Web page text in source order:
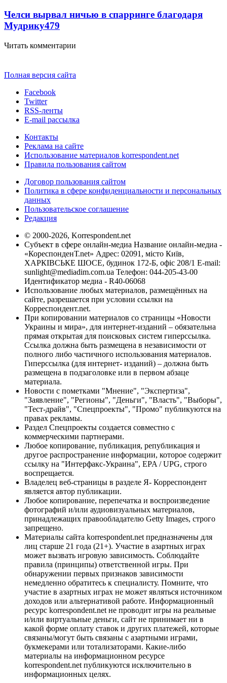
Челси вырвал ничью в спарринге благодаря
Мудрику479
Читать комментарии
Полная версия сайта
Facebook
Twitter
RSS-ленты
E-mail рассылка
Контакты
Реклама на сайте
Использование материалов korrespondent.net
Правила пользования сайтом
Договор пользования сайтом
Политика в сфере конфиденциальности и персональных
данных
Пользовательское соглашение
Редакция
© 2000-2026, Korrespondent.net
Субъект в сфере онлайн-медиа Название онлайн-медиа -
«КореспонденТ.net» Адрес: 02091, місто Київ,
ХАРКІВСЬКЕ ШОСЕ, будинок 172-Б, офіс 208/1 E-mail:
sunlight@mediadim.com.ua Телефон: 044-205-43-00
Идентификатор медиа - R40-06068
Использование любых материалов, размещённых на
сайте, разрешается при условии ссылки на
Корреспондент.net.
При копировании материалов со страницы «Новости
Украины и мира», для интернет-изданий – обязательна
прямая открытая для поисковых систем гиперссылка.
Ссылка должна быть размещена в независимости от
полного либо частичного использования материалов.
Гиперссылка (для интернет- изданий) – должна быть
размещена в подзаголовке или в первом абзаце
материала.
Новости с пометками "Мнение", "Экспертиза",
"Заявление", "Регионы", "Деньги", "Власть", "Выборы",
"Тест-драйв", "Спецпроекты", "Промо" публикуются на
правах рекламы.
Раздел Спецпроекты создается совместно с
коммерческими партнерами.
Любое копирование, публикация, републикация и
другое распространение информации, которое содержит
ссылку на "Интерфакс-Украина", EPA / UPG, строго
воспрещается.
Владелец веб-страницы в разделе Я- Корреспондент
является автор публикации.
Любое копирование, перепечатка и воспроизведение
фотографий и/или аудиовизуальных материалов,
принадлежащих правообладателю Getty Images, строго
запрещено.
Материалы сайта korrespondent.net предназначены для
лиц старше 21 года (21+). Участие в азартных играх
может вызвать игровую зависимость. Соблюдайте
правила (принципы) ответственной игры. При
обнаружении первых признаков зависимости
немедленно обратитесь к специалисту. Помните, что
участие в азартных играх не может являться источником
доходов или альтернативой работе. Информационный
ресурс korrespondent.net не проводит игры на реальные
и/или виртуальные деньги, сайт не принимает ни в
какой форме оплату ставок и других платежей, которые
связаны/могут быть связаны с азартными играми,
букмекерами или тотализаторами. Какие-либо
материалы на информационном ресурсе
korrespondent.net публикуются исключительно в
информационных целях.